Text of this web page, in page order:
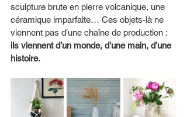
sculpture brute en pierre volcanique, une
céramique imparfaite… Ces objets-là ne
viennent pas d’une chaîne de production :
ils viennent d’un monde, d’une main, d’une
histoire.